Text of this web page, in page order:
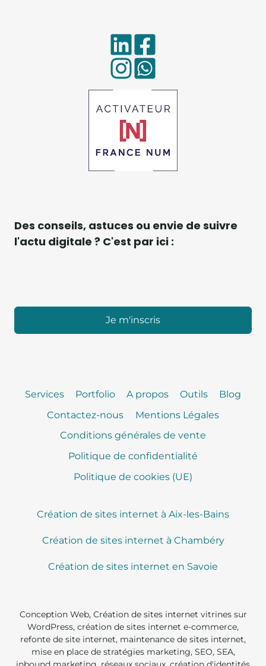
Des conseils, astuces ou envie de suivre
l'actu digitale ? C'est par ici :
Je m'inscris
Services Portfolio A propos Outils
Blog
Contactez-nous
Mentions Légales
Conditions générales de vente
Politique de confidentialité
Politique de cookies (UE)
Création de sites internet à Aix-les-Bains
Création de sites internet à Chambéry
Création de sites internet en Savoie
Conception Web, Création de sites internet vitrines sur
WordPress, création de sites internet e-commerce,
refonte de site internet, maintenance de sites internet,
mise en place de stratégies marketing, SEO, SEA,